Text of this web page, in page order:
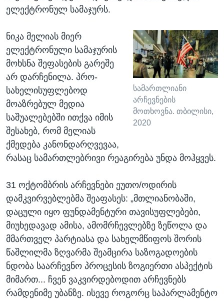
ელექტრონულ სამაჯურს.
სამართლიანი
არჩევნების
მოთხოვნა. თბილისი,
2020
ნიკა მელიას მიერ
ელექტრონული სამაჯურის
მოხსნა შეფასების გარეშე
არ დარჩენილა. პრო-
სახელისუფლებოდ
მოაზრებულ მედია
საშუალებებში ითქვა იმის
შესახებ, რომ მელიას
ქმედება კანონდარღვევაა,
რასაც სამართლებრივი რეაგირება უნდა მოჰყვეს.
31 ოქტომბრის არჩევნები ეუთო/ოდირის
დამკვირვებლებმა შეაფასეს: „მთლიანობაში,
დაცული იყო ფუნდამენტური თავისუფლებები,
მიუხედავად ამისა, ამომრჩევლებზე ზეწოლა და
მმართველ პარტიასა და სახელმწიფოს შორის
წაშლილმა ზღვარმა შეამცირა საზოგადოების
ნდობა საარჩევნო პროცესის ზოგიერთი ასპექტის
მიმართ... ჩვენ ვაკვირდებოდით არჩევნებს
რამდენიმე უბანზე. ისევე როგორც საპარლამენტო